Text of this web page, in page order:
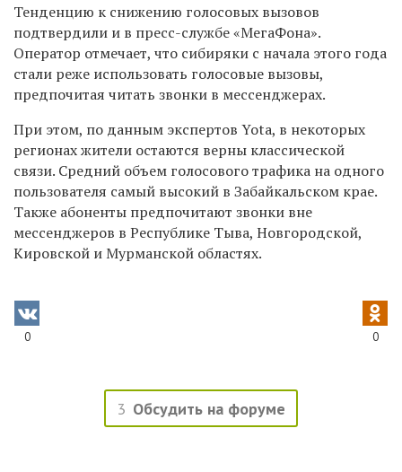
Тенденцию к снижению голосовых вызовов
подтвердили и в пресс-службе «МегаФона».
Оператор отмечает, что сибиряки с начала этого года
стали реже использовать голосовые вызовы,
предпочитая читать звонки в мессенджерах.
При этом, по данным экспертов Yota, в некоторых
регионах жители остаются верны классической
связи. Средний объем голосового трафика на одного
пользователя самый высокий в Забайкальском крае.
Также абоненты предпочитают звонки вне
мессенджеров в Республике Тыва, Новгородской,
Кировской и Мурманской областях.
0 0
3 Обсудить на форуме